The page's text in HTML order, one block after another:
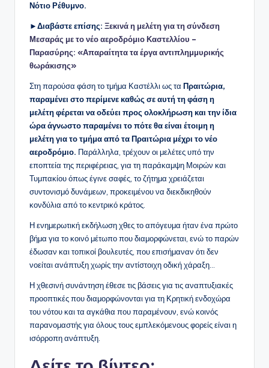
Νότιο Ρέθυμνο.
►Διαβάστε επίσης: Ξεκινά η μελέτη για τη σύνδεση
Μεσαράς με το νέο αεροδρόμιο Καστελλίου –
Παρασύρης: «Απαραίτητα τα έργα αντιπλημμυρικής
θωράκισης»
Στη παρούσα φάση το τμήμα Καστέλλι ως τα Πραιτώρια,
παραμένει στο περίμενε καθώς σε αυτή τη φάση η
μελέτη φέρεται να οδεύει προς ολοκλήρωση και την ίδια
ώρα άγνωστο παραμένει το πότε θα είναι έτοιμη η
μελέτη για το τμήμα από τα Πραιτώρια μέχρι το νέο
αεροδρόμιο. Παράλληλα, τρέχουν οι μελέτες υπό την
εποπτεία της περιφέρειας, για τη παράκαμψη Μοιρών και
Τυμπακίου όπως έγινε σαφές, το ζήτημα χρειάζεται
συντονισμό δυνάμεων, προκειμένου να διεκδικηθούν
κονδύλια από το κεντρικό κράτος.
Η ενημερωτική εκδήλωση χθες το απόγευμα ήταν ένα πρώτο
βήμα για το κοινό μέτωπο που διαμορφώνεται, ενώ το παρών
έδωσαν και τοπικοί βουλευτές, που επισήμαναν ότι δεν
νοείται ανάπτυξη χωρίς την αντίστοιχη οδική χάραξη…
Η χθεσινή συνάντηση έθεσε τις βάσεις για τις αναπτυξιακές
προοπτικές που διαμορφώνονται για τη Κρητική ενδοχώρα
του νότου και τα αγκάθια που παραμένουν, ενώ κοινός
παρανομαστής για όλους τους εμπλεκόμενους φορείς είναι η
ισόρροπη ανάπτυξη.